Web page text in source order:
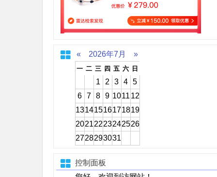
« 2026年7月 »
一 二 三 四 五 六 日
1 2 3 4
5
6
7 8 9 1011 12
13141516171819
20212223242526
2728293031
控制面板